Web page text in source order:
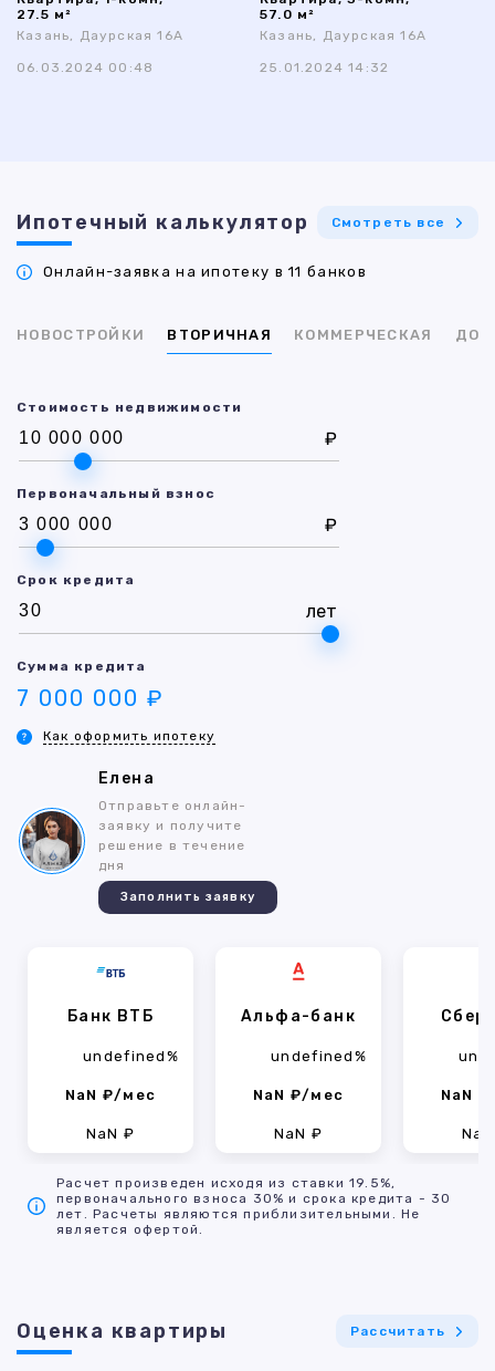
27.5 м²
Казань, Даурская 16А
06.03.2024 00:48
57.0 м²
Казань, Даурская 16А
25.01.2024 14:32
Ипотечный калькулятор Смотреть все
Онлайн-заявка на ипотеку в 11 банков
НОВОСТРОЙКИ ВТОРИЧНАЯ КОММЕРЧЕСКАЯ ДОМ
Стоимость недвижимости
₽
Первоначальный взнос
₽
Срок кредита
лет
Сумма кредита
7 000 000 ₽
Как оформить ипотеку
Елена
Отправьте онлайн-
заявку и получите
решение в течение
дня
Заполнить заявку
Банк ВТБ
undefined%
NaN ₽/мес
NaN ₽
Альфа-банк
undefined%
NaN ₽/мес
NaN ₽
NaN
Расчет произведен исходя из ставки 19.5%,
первоначального взноса 30% и срока кредита - 30
лет. Расчеты являются приблизительными. Не
является офертой.
Оценка квартиры Рассчитать